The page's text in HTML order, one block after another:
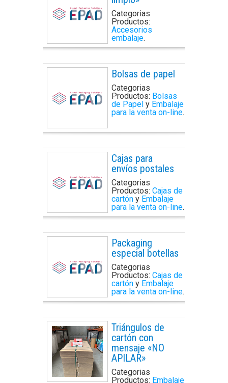
Categorias
Productos:
Accesorios
embalaje.
Bolsas de papel
Categorias
Productos: Bolsas
de Papel y Embalaje
para la venta on-line.
Cajas para
envíos postales
Categorias
Productos: Cajas de
cartón y Embalaje
para la venta on-line.
Packaging
especial botellas
Categorias
Productos: Cajas de
cartón y Embalaje
para la venta on-line.
Triángulos de
cartón con
mensaje «NO
APILAR»
Categorias
Productos: Embalaje